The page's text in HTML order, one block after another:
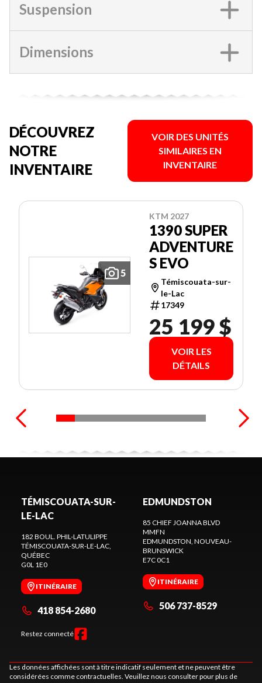
Suspension
Dimensions
DÉCOUVREZ
NOTRE
INVENTAIRE
VOIR DES UNITÉS
SIMILAIRES EN
INVENTAIRE
5
KTM 2027
1390 SUPER
ADVENTURE
S EVO
Témiscouata-sur-
le-Lac
17349
25 199 $
VOIR LES
DÉTAILS
TÉMISCOUATA-SUR-
LE-LAC
182 BOUL. PHIL-LATULIPPE
TÉMISCOUATA-SUR-LE-LAC
QUÉBEC
G0L 1E0
ITINÉRAIRE
418 854-2680
Restez connecté
EDMUNDSTON
85 CHIEF JOANNA BLVD
MMFN
EDMUNDSTON , NOUVEAU-
BRUNSWICK
E7C 0C1
ITINÉRAIRE
506 737-8529
Les données affichées sont à titre indicatif seulement et ne peuvent être
considérées comme contractuelles. Veuillez nous consulter pour plus de